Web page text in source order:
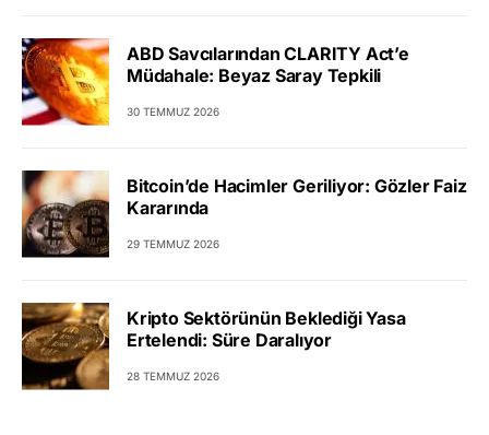
ABD Savcılarından CLARITY Act’e
Müdahale: Beyaz Saray Tepkili
30 TEMMUZ 2026
Bitcoin’de Hacimler Geriliyor: Gözler Faiz
Kararında
29 TEMMUZ 2026
Kripto Sektörünün Beklediği Yasa
Ertelendi: Süre Daralıyor
28 TEMMUZ 2026